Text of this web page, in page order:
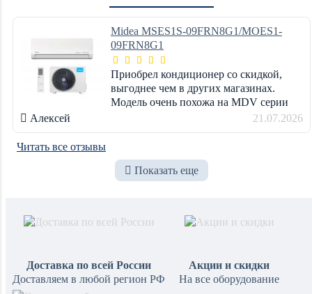
Midea MSES1S-09FRN8G1/MOES1-
09FRN8G1
Приобрел кондиционер со скидкой,
выгоднее чем в других магазинах.
Модель очень похожа на MDV серии
INTEGRA PRO Inverter Wi-Fi, даже
сказал бы что это одно и то же. Но
Алексей 21.07.2026
Читать все отзывы
Показать еще
Доставка по всей России
Доставляем в любой регион РФ
Акции и скидки
На все оборудование